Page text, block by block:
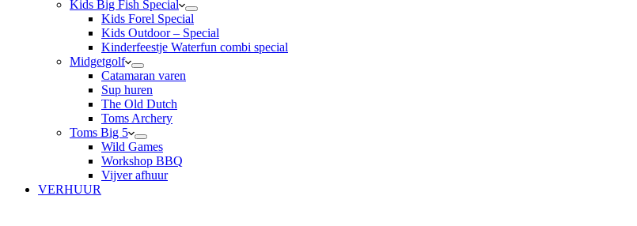
Kids Big Fish Special
Kids Forel Special
Kids Outdoor – Special
Kinderfeestje Waterfun combi special
Midgetgolf
Catamaran varen
Sup huren
The Old Dutch
Toms Archery
Toms Big 5
Wild Games
Workshop BBQ
Vijver afhuur
VERHUUR